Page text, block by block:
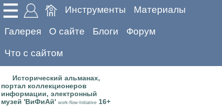
Инструменты Материалы
Галерея О сайте Блоги Форум
Что с сайтом
Исторический альманах,
портал коллекционеров
информации, электронный
музей 'ВиФиАй' work-flow-Initiative 16+